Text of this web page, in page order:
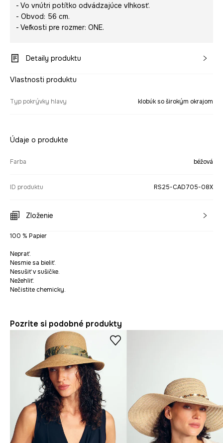
- Vo vnútri potítko odvádzajúce vlhkosť.
- Obvod: 56 cm.
- Veľkosti pre rozmer: ONE.
Detaily produktu
Vlastnosti produktu
Typ pokrývky hlavy klobúk so širokým okrajom
Údaje o produkte
Farba béžová
ID produktu RS25-CAD705-08X
Zloženie
100 % Papier
Neprať.
Nesmie sa bieliť.
Nesušiť v sušičke.
Nežehliť.
Nečistite chemicky.
Pozrite si podobné produkty